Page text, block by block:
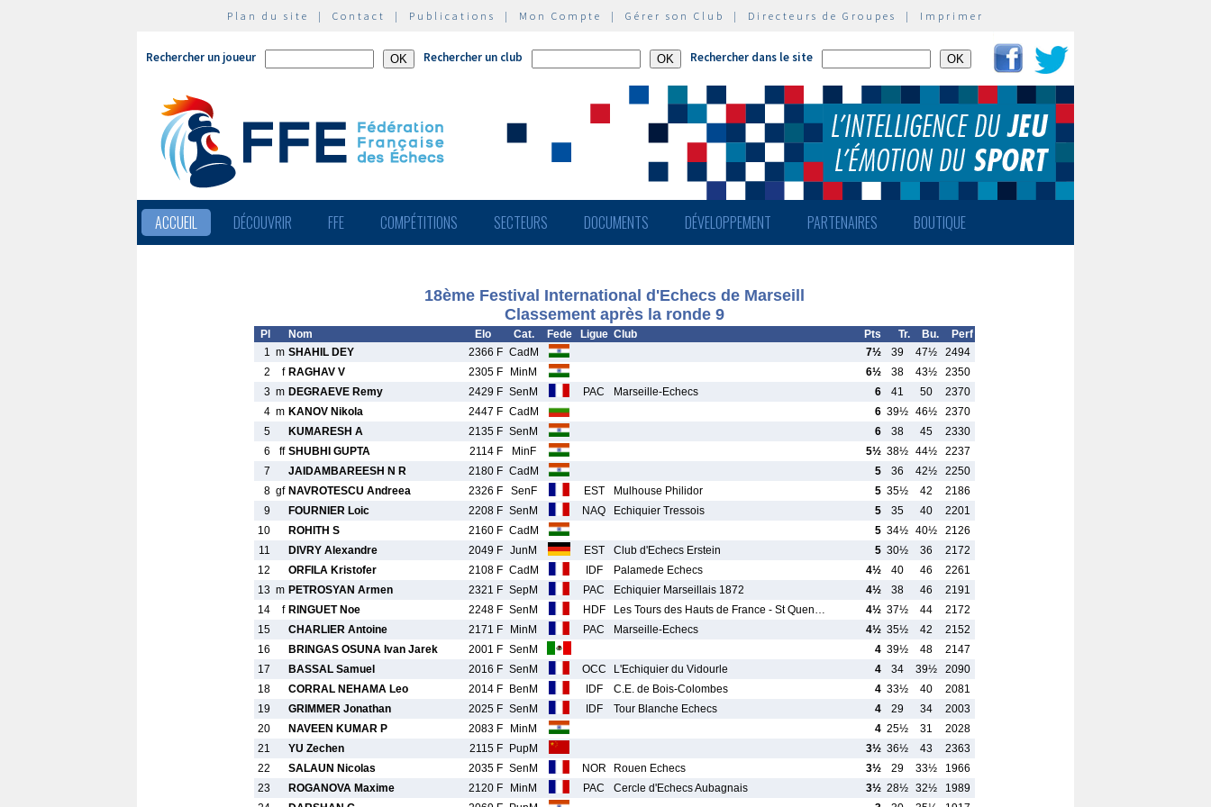
Plan du site | Contact | Publications | Mon Compte | Gérer son Club | Directeurs de Groupes | Imprimer
Rechercher un joueur Rechercher un club Rechercher dans le site
ACCUEIL DÉCOUVRIR FFE COMPÉTITIONS SECTEURS DOCUMENTS DÉVELOPPEMENT PARTENAIRES BOUTIQUE
18ème Festival International d'Echecs de Marseill
Classement après la ronde 9
Pl Nom Elo Cat. Fede Ligue Club Pts Tr. Bu.
Perf
1 m SHAHIL DEY 2366 F CadM 7½ 39 47½
2494
2
f RAGHAV V 2305 F MinM 6½ 38 43½
2350
3 m DEGRAEVE Remy 2429 F SenM PAC Marseille-Echecs 6 41 50
2370
4 m KANOV Nikola 2447 F CadM 6 39½ 46½
2370
5
KUMARESH A 2135 F SenM 6 38 45
2330
6
ff SHUBHI GUPTA 2114 F MinF 5½ 38½ 44½
2237
7
JAIDAMBAREESH N R 2180 F CadM 5 36 42½
2250
8 gf NAVROTESCU Andreea 2326 F SenF EST Mulhouse Philidor 5 35½ 42
2186
9
FOURNIER Loic 2208 F SenM NAQ Echiquier Tressois 5 35 40
2201
10
ROHITH S 2160 F CadM 5 34½ 40½
2126
11
DIVRY Alexandre 2049 F JunM EST Club d'Echecs Erstein 5 30½ 36
2172
12
ORFILA Kristofer 2108 F CadM IDF Palamede Echecs 4½ 40 46
2261
13 m PETROSYAN Armen 2321 F SepM PAC Echiquier Marseillais 1872 4½ 38 46
2191
14
f RINGUET Noe 2248 F SenM HDF Les Tours des Hauts de France - St Quen… 4½ 37½ 44
2172
15
CHARLIER Antoine 2171 F MinM PAC Marseille-Echecs 4½ 35½ 42
2152
16
BRINGAS OSUNA Ivan Jarek 2001 F SenM 4 39½ 48
2147
17
BASSAL Samuel 2016 F SenM OCC L'Echiquier du Vidourle 4 34 39½
2090
18
CORRAL NEHAMA Leo 2014 F BenM IDF C.E. de Bois-Colombes 4 33½ 40
2081
19
GRIMMER Jonathan 2025 F SenM IDF Tour Blanche Echecs 4 29 34
2003
20
NAVEEN KUMAR P 2083 F MinM 4 25½ 31
2028
21
YU Zechen 2115 F PupM 3½ 36½ 43
2363
22
SALAUN Nicolas 2035 F SenM NOR Rouen Echecs 3½ 29 33½
1966
23
ROGANOVA Maxime 2120 F MinM PAC Cercle d'Echecs Aubagnais 3½ 28½ 32½
1989